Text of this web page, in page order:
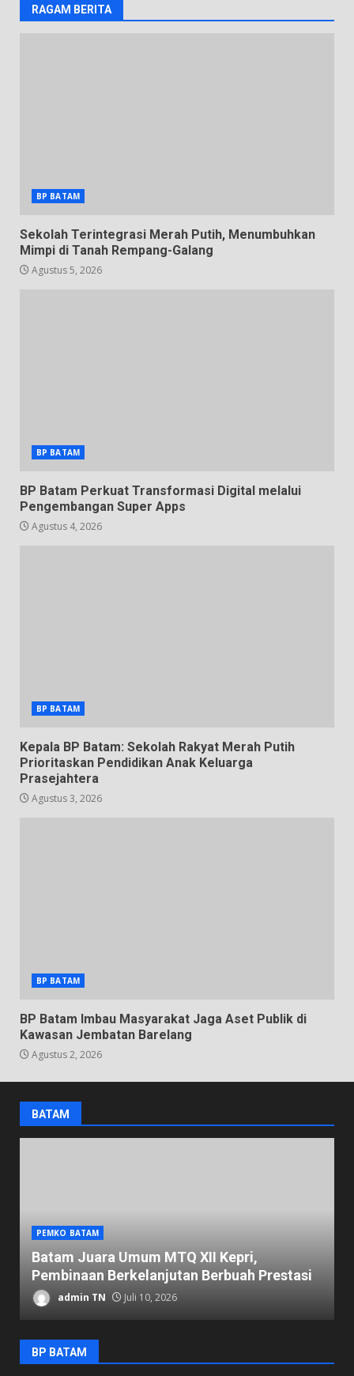
RAGAM BERITA
BP BATAM
Sekolah Terintegrasi Merah Putih, Menumbuhkan
Mimpi di Tanah Rempang-Galang
Agustus 5, 2026
BP BATAM
BP Batam Perkuat Transformasi Digital melalui
Pengembangan Super Apps
Agustus 4, 2026
BP BATAM
Kepala BP Batam: Sekolah Rakyat Merah Putih
Prioritaskan Pendidikan Anak Keluarga
Prasejahtera
Agustus 3, 2026
BP BATAM
BP Batam Imbau Masyarakat Jaga Aset Publik di
Kawasan Jembatan Barelang
Agustus 2, 2026
BATAM
PEMKO BATAM
Batam Juara Umum MTQ XII Kepri,
Pembinaan Berkelanjutan Berbuah Prestasi
admin TN Juli 10, 2026
BP BATAM